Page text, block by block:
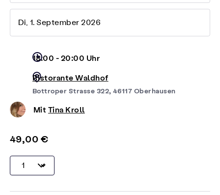
Di, 1. September 2026
18:00 - 20:00 Uhr
Ristorante Waldhof
Bottroper Strasse 322, 46117 Oberhausen
Mit Tina Kroll
49,00 €